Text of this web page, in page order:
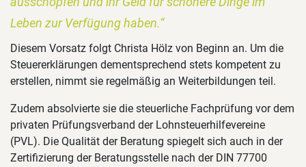
Leben zur Verfügung haben.“
Diesem Vorsatz folgt Christa Hölz von Beginn an. Um die
Steuererklärungen dementsprechend stets kompetent zu
erstellen, nimmt sie regelmäßig an Weiterbildungen teil.
Zudem absolvierte sie die steuerliche Fachprüfung vor dem
privaten Prüfungsverband der Lohnsteuerhilfevereine
(PVL). Die Qualität der Beratung spiegelt sich auch in der
Zertifizierung der Beratungsstelle nach der DIN 77700